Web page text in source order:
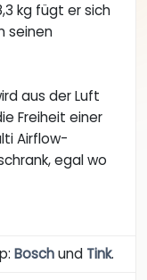
kg fügt er sich
seinen
aus der Luft
Freiheit einer
Airflow-
egal wo
Boschund Tink.